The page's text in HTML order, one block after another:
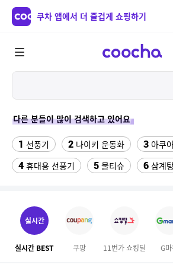
쿠차 앱에서 더 즐겁게 쇼핑하기
다른 분들이 많이 검색하고 있어요
1 선풍기 2 나이키 운동화 3 아쿠
4 휴대용 선풍기 5 물티슈 6 삼계
11 실외기없는 에어컨
13 크로커다일 레이디 블라우스
15 여성용파크골프신발 16 위빙 크로스
실시간
실시간 BEST 쿠팡 11번가 쇼킹딜 G